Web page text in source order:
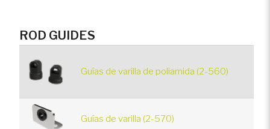
ROD GUIDES
Guías de varilla de poliamida (2-560)
Guías de varilla (2-570)